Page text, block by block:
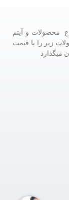
محصولات و آیتم
زیر را با قیمت
میگذارد